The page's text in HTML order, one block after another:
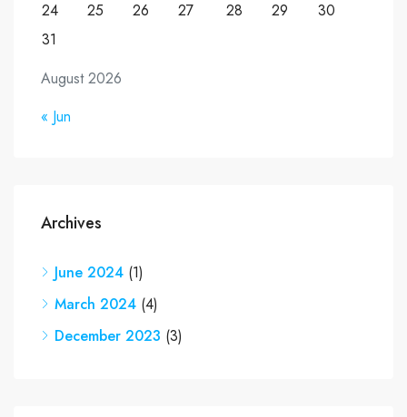
August 2026
24 25 26 27 28 29
30
31
« Jun
Archives
June 2024 (1)
March 2024 (4)
December 2023 (3)